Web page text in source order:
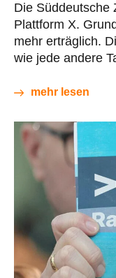
Die Süddeutsche
Plattform X.
mehr erträglich.
wie jede andere
mehr lesen